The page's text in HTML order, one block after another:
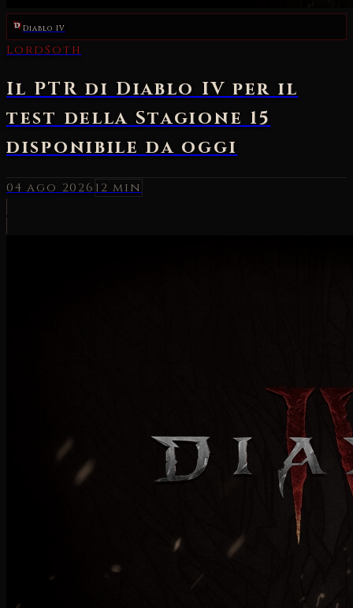
Diablo IV
LordSoth
Il PTR di Diablo IV per il
test della Stagione 15
disponibile da oggi
04 ago 2026 12 min